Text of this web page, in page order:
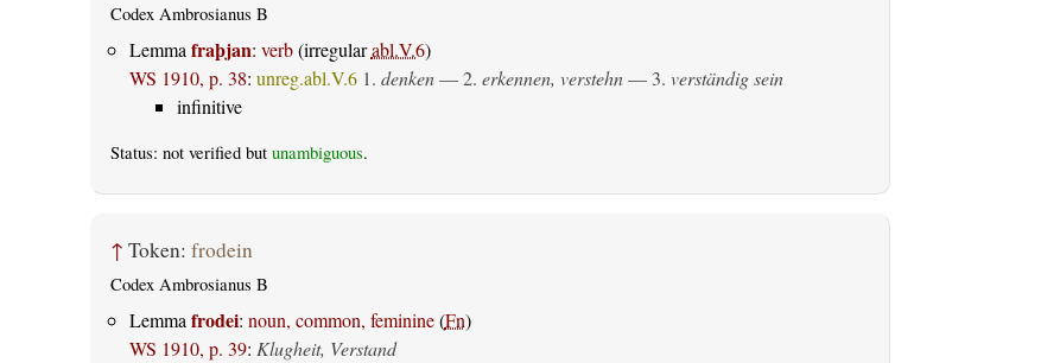
Codex Ambrosianus B
Lemma fraþjan: verb(irregularabl.V.6)
WS 1910, p. 38: unreg.abl.V.61. denken— 2. erkennen, verstehn— 3. verständig sein
infinitive
Status: not verified but unambiguous.
↑ Token: frodein
Codex Ambrosianus B
Lemmafrodei: noun, common, feminine(Fn)
WS 1910, p. 39: Klugheit, Verstand